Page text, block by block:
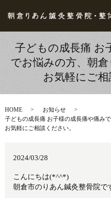
子どもの成長痛 お
でお悩みの方、朝
お気軽にご相
HOME
お知らせ
子どもの成長痛 お子様の成長痛や痛み
お気軽にご相談ください。
2024/03/28
こんにちは(*^^*)
朝倉市のりあん鍼灸整骨院で